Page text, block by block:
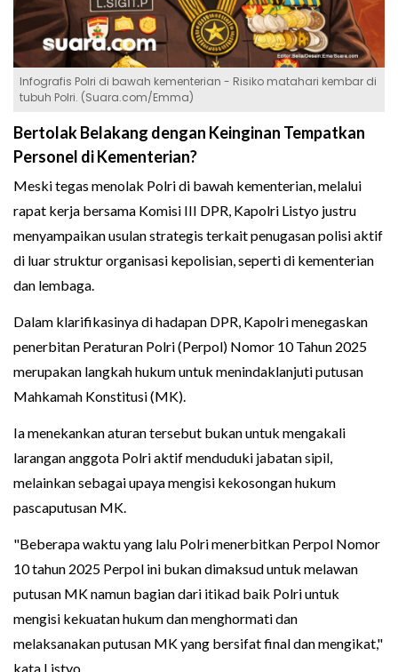
Infografis Polri di bawah kementerian - Risiko matahari kembar di
tubuh Polri. (Suara.com/Emma)
Bertolak Belakang dengan Keinginan Tempatkan
Personel di Kementerian?
Meski tegas menolak Polri di bawah kementerian, melalui
rapat kerja bersama Komisi III DPR, Kapolri Listyo justru
menyampaikan usulan strategis terkait penugasan polisi aktif
di luar struktur organisasi kepolisian, seperti di kementerian
dan lembaga.
Dalam klarifikasinya di hadapan DPR, Kapolri menegaskan
penerbitan Peraturan Polri (Perpol) Nomor 10 Tahun 2025
merupakan langkah hukum untuk menindaklanjuti putusan
Mahkamah Konstitusi (MK).
Ia menekankan aturan tersebut bukan untuk mengakali
larangan anggota Polri aktif menduduki jabatan sipil,
melainkan sebagai upaya mengisi kekosongan hukum
pascaputusan MK.
"Beberapa waktu yang lalu Polri menerbitkan Perpol Nomor
10 tahun 2025 Perpol ini bukan dimaksud untuk melawan
putusan MK namun bagian dari itikad baik Polri untuk
mengisi kekuatan hukum dan menghormati dan
melaksanakan putusan MK yang bersifat final dan mengikat,"
kata Listyo.